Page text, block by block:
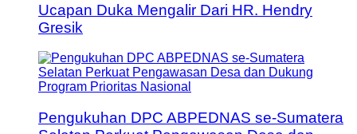
Ucapan Duka Mengalir Dari HR. Hendry
Gresik
Pengukuhan DPC ABPEDNAS se-Sumatera